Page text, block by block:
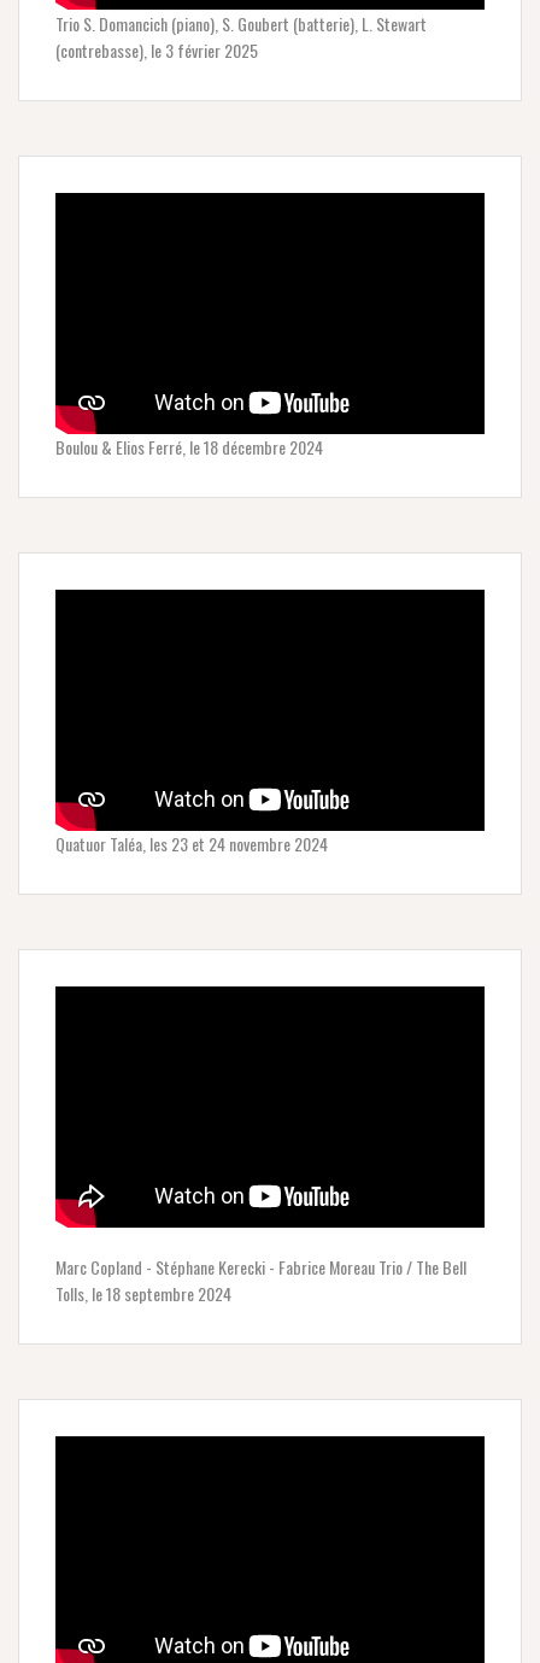
Trio S. Domancich (piano), S. Goubert (batterie), L. Stewart
(contrebasse), le 3 février 2025
Boulou & Elios Ferré, le 18 décembre 2024
Quatuor Taléa, les 23 et 24 novembre 2024
Marc Copland - Stéphane Kerecki - Fabrice Moreau Trio / The Bell
Tolls, le 18 septembre 2024